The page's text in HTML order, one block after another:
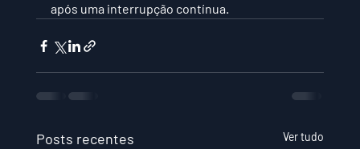
após uma interrupção contínua.
Posts recentes Ver tudo